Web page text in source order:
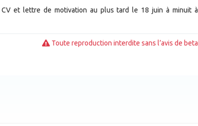
et lettre de motivation au plus tard le 18 juin à minuit à
Toute reproduction interdite sans l’avis de beta